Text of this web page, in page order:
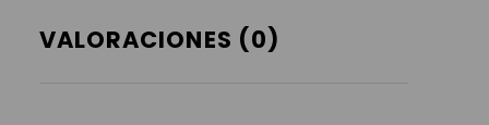
VALORACIONES (0)